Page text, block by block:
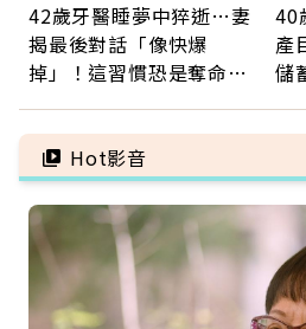
42歲牙醫睡夢中猝逝…妻
揭最後對話「像快爆
掉」！這習慣恐是奪命原
命交換
40
產
儲
Hot影音